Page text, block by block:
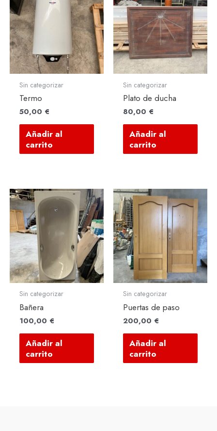
Sin categorizar
Termo
50,00 €
Añadir al
carrito
Sin categorizar
Plato de ducha
80,00 €
Añadir al
carrito
Sin categorizar
Bañera
100,00 €
Añadir al
carrito
Sin categorizar
Puertas de paso
200,00 €
Añadir al
carrito